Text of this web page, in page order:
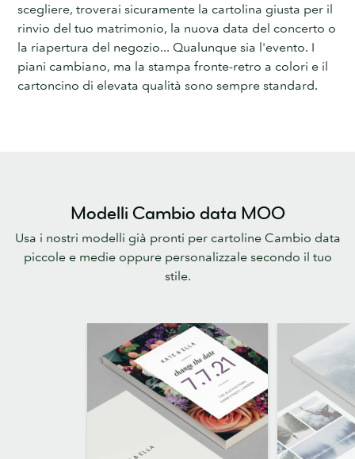
scegliere, troverai sicuramente la cartolina giusta per il
rinvio del tuo matrimonio, la nuova data del concerto o
la riapertura del negozio... Qualunque sia l'evento. I
piani cambiano, ma la stampa fronte-retro a colori e il
cartoncino di elevata qualità sono sempre standard.
Modelli Cambio data MOO
Usa i nostri modelli già pronti per cartoline Cambio data
piccole e medie oppure personalizzale secondo il tuo
stile.